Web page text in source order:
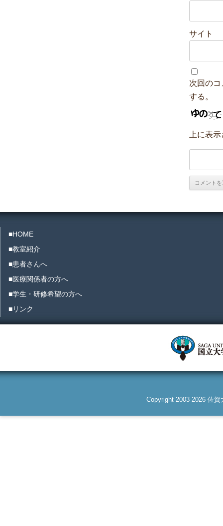
サイト
次回の
する。
上に表
■HOME
■教室紹介
■患者さんへ
■医療関係者の方へ
■学生・研修希望の方へ
■リンク
Copyright 2003-2026 佐